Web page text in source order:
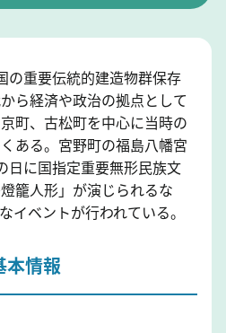
の重要伝統的建造物群保存
ら経済や政治の拠点として
町、古松町を中心に当時の
ある。宮野町の福島八幡宮
日に国指定重要無形民族文
籠人形」が演じられるな
イベントが行われている。
本情報